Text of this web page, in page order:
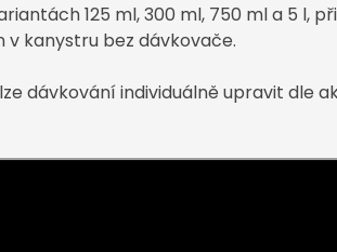
125 ml, 300 ml, 750 ml a 5 l,
v kanystru bez dávkovače.
dávkování individuálně upravit dle